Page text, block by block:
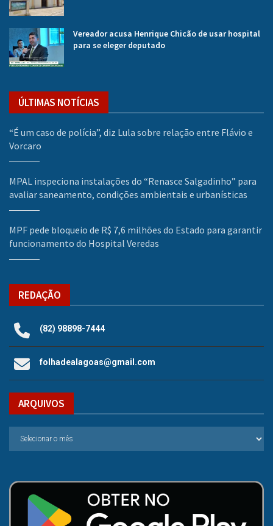
Vereador acusa Henrique Chicão de usar hospital
para se eleger deputado
ÚLTIMAS NOTÍCIAS
“É um caso de polícia”, diz Lula sobre relação entre Flávio e
Vorcaro
MPAL inspeciona instalações do “Renasce Salgadinho” para
avaliar saneamento, condições ambientais e urbanísticas
MPF pede bloqueio de R$ 7,6 milhões do Estado para garantir
funcionamento do Hospital Veredas
REDAÇÃO
(82) 98898-7444
folhadealagoas@gmail.com
ARQUIVOS